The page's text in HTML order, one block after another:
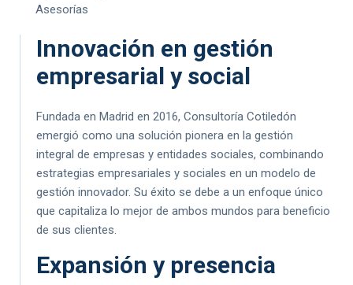
Asesorías
Innovación en gestión
empresarial y social
Fundada en Madrid en 2016, Consultoría Cotiledón
emergió como una solución pionera en la gestión
integral de empresas y entidades sociales, combinando
estrategias empresariales y sociales en un modelo de
gestión innovador. Su éxito se debe a un enfoque único
que capitaliza lo mejor de ambos mundos para beneficio
de sus clientes.
Expansión y presencia